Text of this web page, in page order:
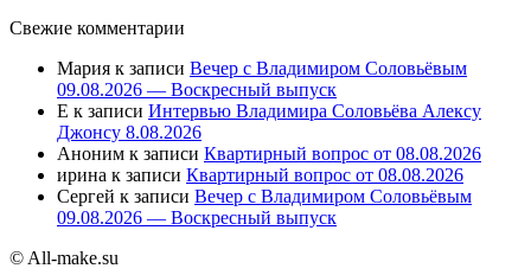
Свежие комментарии
Мария к записи Вечер с Владимиром Соловьёвым
09.08.2026 — Воскресный выпуск
E к записи Интервью Владимира Соловьёва Алексу
Джонсу 8.08.2026
Аноним к записи Квартирный вопрос от 08.08.2026
ирина к записи Квартирный вопрос от 08.08.2026
Сергей к записи Вечер с Владимиром Соловьёвым
09.08.2026 — Воскресный выпуск
© All-make.su